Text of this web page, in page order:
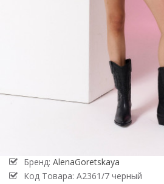
Бренд: AlenaGoretskaya
Код Товара: А2361/7 черный